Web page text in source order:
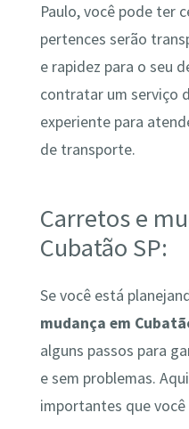
Paulo, você pode ter
pertences serão
e rapidez para o seu
contratar um serviço
experiente para
de transporte.
Carretos e
Cubatão SP:
Se você está
mudança em
alguns passos para
e sem problemas.
importantes que você